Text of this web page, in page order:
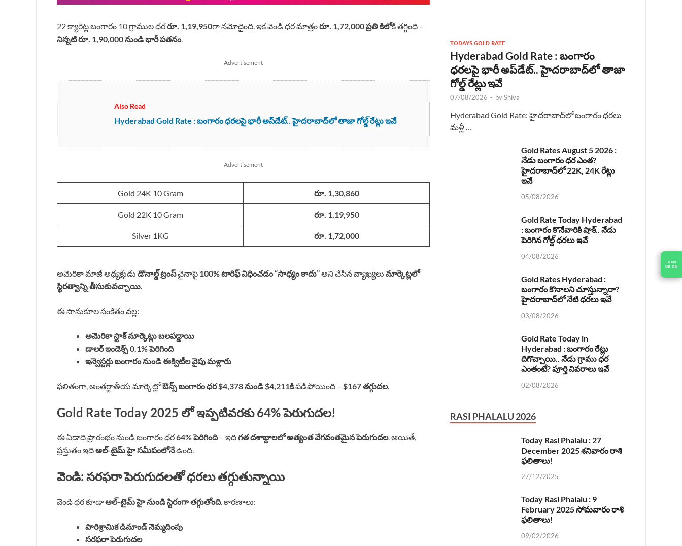
22 క్యారెట్ల బంగారం 10 గ్రాముల ధరరూ. 1,19,950గా నమోదైంది. ఇక వెండి ధర మాత్రంరూ. 1,72,000 ప్రతి కిలోకి తగ్గింది –
నిన్నటి రూ. 1,90,000 నుండి భారీ పతనం.
Advertisement
Also Read
Hyderabad Gold Rate : బంగారం ధరలపై భారీ అప్‌డేట్.. హైదరాబాద్‌లో తాజా గోల్డ్ రేట్లు ఇవే
Advertisement
Gold 24K 10 Gram రూ. 1,30,860
Gold 22K 10 Gram రూ. 1,19,950
Silver 1KG రూ. 1,72,000
అమెరికా మాజీ అధ్యక్షుడు డొనాల్డ్ ట్రంప్చైనాపై 100% టారిఫ్ విధించడం “సాధ్యం కాదు”అని చేసిన వ్యాఖ్యలు మార్కెట్లలో
స్థిరత్వాన్ని తీసుకువచ్చాయి
ఈ సానుకూల సంకేతం వల్ల:
అమెరికా స్టాక్ మార్కెట్లు బలపడ్డాయి
డాలర్ ఇండెక్స్ 0.1% పెరిగింది
ఇన్వెస్టర్లు బంగారం నుండి ఈక్విటీల వైపు మళ్లారు
ఫలితంగా, అంతర్జాతీయ మార్కెట్లోఔన్స్ బంగారం ధర $4,378 నుండి $4,211కిపడిపోయింది – $167 తగ్గుదల.
Gold Rate Today 2025 లో ఇప్పటివరకు 64% పెరుగుదల!
ఈ ఏడాది ప్రారంభం నుండి బంగారం ధర64% పెరిగింది– ఇదిగత దశాబ్దాలలో అత్యంత వేగవంతమైన పెరుగుదల. అయితే,
ప్రస్తుతం ఇదిఆల్-టైమ్ హై సమీపంలోనేఉంది.
వెండి: సరఫరా పెరుగుదలతో ధరలు తగ్గుతున్నాయి
వెండి ధర కూడాఆల్-టైమ్ హై నుండి స్థిరంగా తగ్గుతోంది. కారణాలు:
పారిశ్రామిక డిమాండ్ నెమ్మదింపు
సరఫరా పెరుగుదల
TODAYS GOLD RATE
Hyderabad Gold Rate : బంగారం
ధరలపై భారీ అప్‌డేట్.. హైదరాబాద్‌లో తాజా
గోల్డ్ రేట్లు ఇవే
07/08/2026 - byShiva
Hyderabad Gold Rate: హైదరాబాద్‌లో బంగారం ధరలు
మళ్లీ …
Gold Rates August 5 2026 :
నేడు బంగారం ధర ఎంత?
హైదరాబాద్‌లో 22K, 24K రేట్లు
ఇవే
05/08/2026
Gold Rate Today Hyderabad
: బంగారం కొనేవారికి షాక్.. నేడు
పెరిగిన గోల్డ్ ధరలు ఇవే
04/08/2026
Gold Rates Hyderabad :
బంగారం కొనాలని చూస్తున్నారా?
హైదరాబాద్‌లో నేటి ధరలు ఇవే
03/08/2026
Gold Rate Today in
Hyderabad : బంగారం రేట్లు
దిగొచ్చాయి.. నేడు గ్రాము ధర
ఎంతంటే? పూర్తి వివరాలు ఇవే
02/08/2026
RASI PHALALU 2026
Today Rasi Phalalu : 27
December 2025 శనివారం రాశి
ఫలితాలు!
27/12/2025
Today Rasi Phalalu : 9
February 2025 సోమవారం రాశి
ఫలితాలు!
09/02/2026